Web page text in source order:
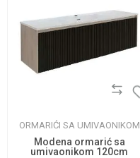
ORMARIĆI SA UMIVAONIKOM
Modena ormarić sa
umivaonikom 120cm